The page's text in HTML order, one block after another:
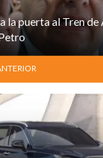
la puerta al Tren de